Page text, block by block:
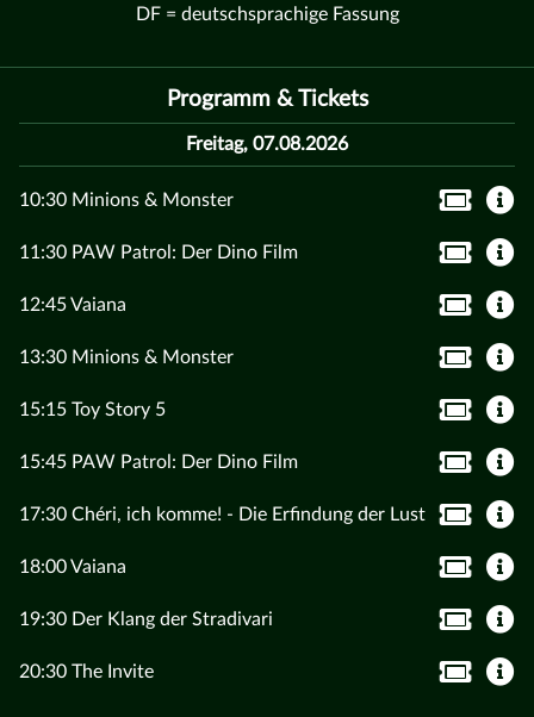
DF = deutschsprachige Fassung
Programm & Tickets
Freitag, 07.08.2026
10:30 Minions & Monster
11:30 PAW Patrol: Der Dino Film
12:45 Vaiana
13:30 Minions & Monster
15:15 Toy Story 5
15:45 PAW Patrol: Der Dino Film
17:30 Chéri, ich komme! - Die Erfindung der Lust
18:00 Vaiana
19:30 Der Klang der Stradivari
20:30 The Invite